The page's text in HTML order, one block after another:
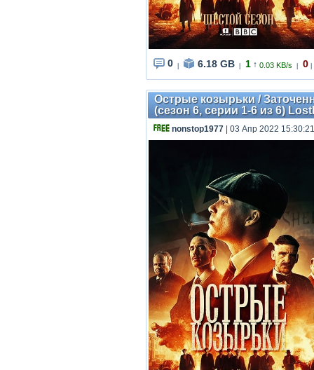
0 6.18 GB 1 ↑ 0.03 KB/s 0
Острые козырьки /
(сезон 6, серии 1-6 из 6)
nonstop1977 | 03 Апр 2022 15:30:21